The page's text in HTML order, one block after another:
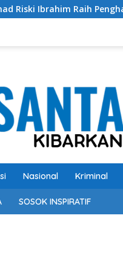
Penghargaan Kinerja
Nasional Kriminal
SOSOK INSPIRATIF